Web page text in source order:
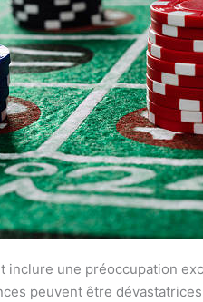
inclure une préoccupation
peuvent être